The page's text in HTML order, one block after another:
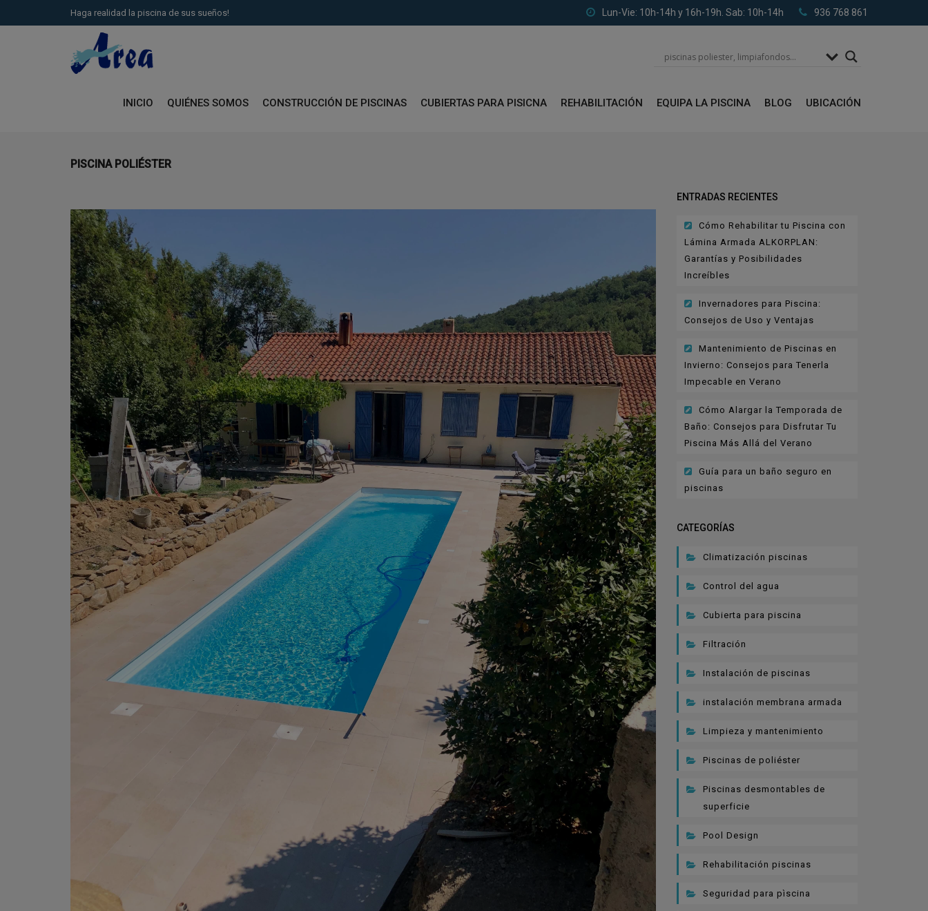
Haga realidad la piscina de sus sueños! Lun-Vie: 10h-14h y 16h-19h. Sab: 10h-14h 936 768 861
INICIO QUIÉNES SOMOS CONSTRUCCIÓN DE PISCINAS CUBIERTAS PARA PISICNA REHABILITACIÓN EQUIPA LA PISCINA BLOG UBICACIÓN
PISCINA POLIÉSTER
ENTRADAS RECIENTES
Cómo Rehabilitar tu Piscina con
Lámina Armada ALKORPLAN:
Garantías y Posibilidades
Increíbles
Invernadores para Piscina:
Consejos de Uso y Ventajas
Mantenimiento de Piscinas en
Invierno: Consejos para Tenerla
Impecable en Verano
Cómo Alargar la Temporada de
Baño: Consejos para Disfrutar Tu
Piscina Más Allá del Verano
Guía para un baño seguro en
piscinas
CATEGORÍAS
Climatización piscinas
Control del agua
Cubierta para piscina
Filtración
Instalación de piscinas
instalación membrana armada
Limpieza y mantenimiento
Piscinas de poliéster
Piscinas desmontables de
superficie
Pool Design
Rehabilitación piscinas
Seguridad para pìscina